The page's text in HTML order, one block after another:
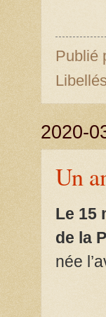
Publié
2020-
Un
Le 15
de la
née